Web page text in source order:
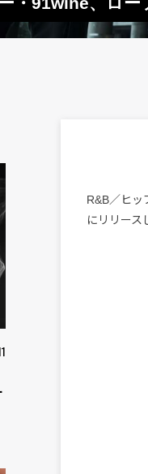
R&B／ヒッ
にリリース